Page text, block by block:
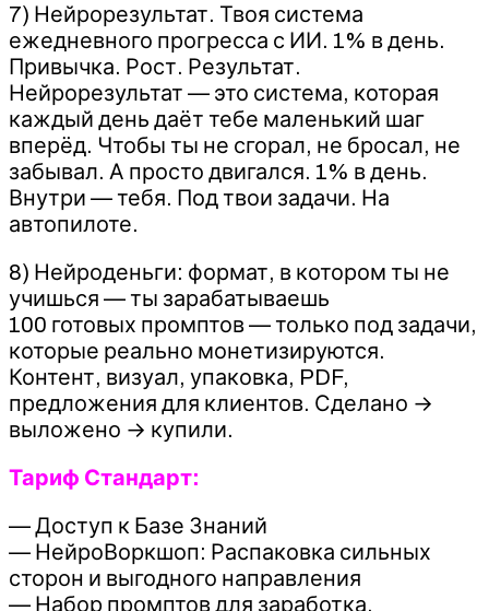
7) Нейрорезультат. Твоя система
ежедневного прогресса с ИИ. 1% в день.
Привычка. Рост. Результат.
Нейрорезультат — это система, которая
каждый день даёт тебе маленький шаг
вперёд. Чтобы ты не сгорал, не бросал, не
забывал. А просто двигался. 1% в день.
Внутри — тебя. Под твои задачи. На
автопилоте.
8) Нейроденьги: формат, в котором ты не
учишься — ты зарабатываешь
100 готовых промптов — только под задачи,
которые реально монетизируются.
Контент, визуал, упаковка, PDF,
предложения для клиентов. Сделано →
выложено → купили.
Тариф Стандарт:
— Доступ к Базе Знаний
— НейроВоркшоп: Распаковка сильных
сторон и выгодного направления
— Набор промптов для заработка.